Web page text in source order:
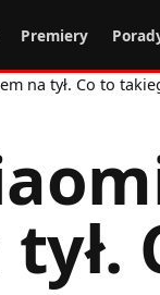
Premiery
na tył. Co to